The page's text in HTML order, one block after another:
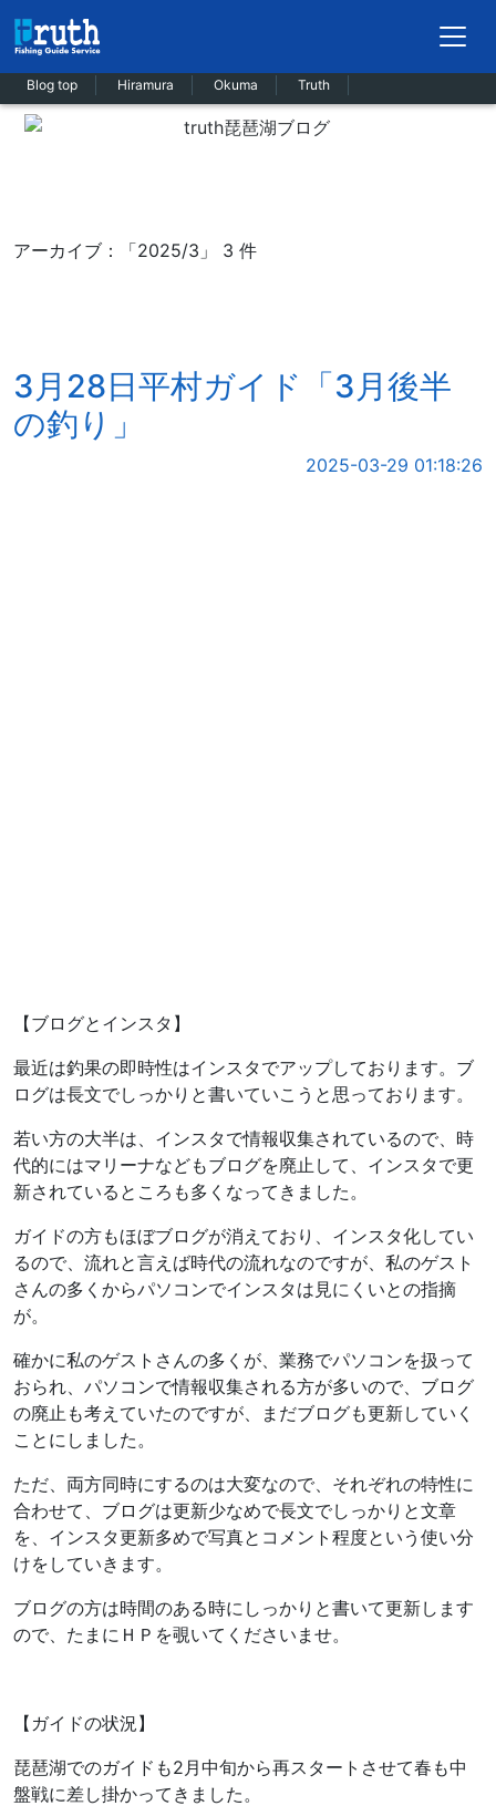
Blog top Hiramura Okuma Truth
アーカイブ：「2025/3」 3 件
3月28日平村ガイド「3月後半
の釣り」
2025-03-29 01:18:26
【ブログとインスタ】
最近は釣果の即時性はインスタでアップしております。ブ
ログは長文でしっかりと書いていこうと思っております。
若い方の大半は、インスタで情報収集されているので、時
代的にはマリーナなどもブログを廃止して、インスタで更
新されているところも多くなってきました。
ガイドの方もほぼブログが消えており、インスタ化してい
るので、流れと言えば時代の流れなのですが、私のゲスト
さんの多くからパソコンでインスタは見にくいとの指摘
が。
確かに私のゲストさんの多くが、業務でパソコンを扱って
おられ、パソコンで情報収集される方が多いので、ブログ
の廃止も考えていたのですが、まだブログも更新していく
ことにしました。
ただ、両方同時にするのは大変なので、それぞれの特性に
合わせて、ブログは更新少なめで長文でしっかりと文章
を、インスタ更新多めで写真とコメント程度という使い分
けをしていきます。
ブログの方は時間のある時にしっかりと書いて更新します
ので、たまにＨＰを覗いてくださいませ。
【ガイドの状況】
琵琶湖でのガイドも2月中旬から再スタートさせて春も中
盤戦に差し掛かってきました。